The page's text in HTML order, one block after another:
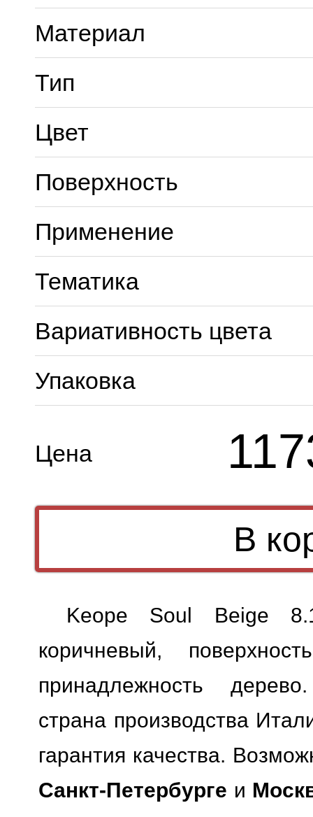
Материал
Тип
Цвет
Поверхность
Применение
Тематика
Вариативность цвета
Упаковка
Цена
Keope Soul Beige
коричневый,
принадлежность
страна производства
гарантия качества.
Санкт-Петербурге и